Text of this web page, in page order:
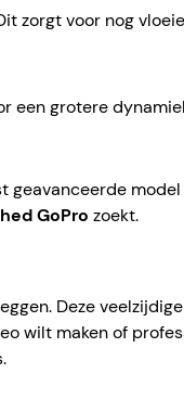
zorgt voor nog
een grotere
geavanceerde
GoPro zoekt.
Deze
wilt maken of